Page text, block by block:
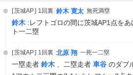
茨城AP 1回裏 鈴木 寛太 無死満塁
鈴木 :レフトゴロの間に茨城AP1点を
ト一二塁
茨城AP 1回裏 北原 翔 一死一二塁
一塁走者 鈴木 、二塁走者 車谷 のダブ